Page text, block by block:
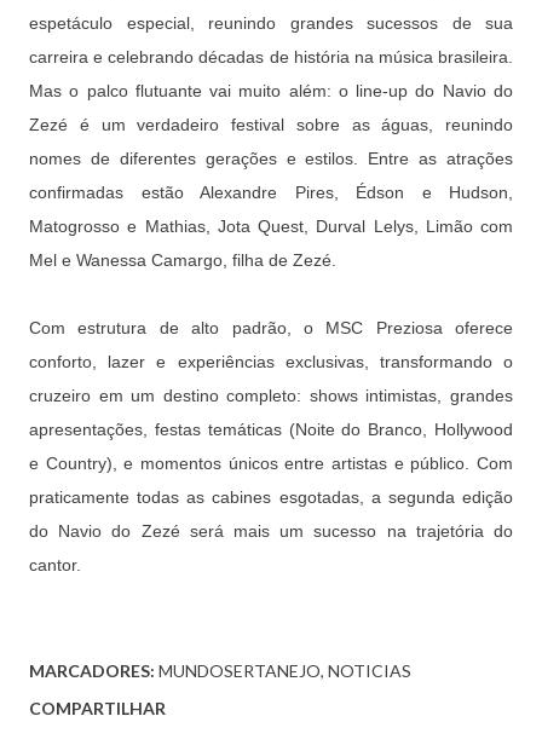
espetáculo especial, reunindo grandes sucessos de sua
carreira e celebrando décadas de história na música brasileira.
Mas o palco flutuante vai muito além: o line-up do Navio do
Zezé é um verdadeiro festival sobre as águas, reunindo
nomes de diferentes gerações e estilos. Entre as atrações
confirmadas estão Alexandre Pires, Édson e Hudson,
Matogrosso e Mathias, Jota Quest, Durval Lelys, Limão com
Mel e Wanessa Camargo, filha de Zezé.
Com estrutura de alto padrão, o MSC Preziosa oferece
conforto, lazer e experiências exclusivas, transformando o
cruzeiro em um destino completo: shows intimistas, grandes
apresentações, festas temáticas (Noite do Branco, Hollywood
e Country), e momentos únicos entre artistas e público. Com
praticamente todas as cabines esgotadas, a segunda edição
do Navio do Zezé será mais um sucesso na trajetória do
cantor.
MARCADORES: MUNDOSERTANEJO NOTICIAS
COMPARTILHAR